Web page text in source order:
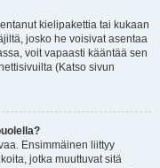
kielipakettia tai kukaan
josko he voisivat asentaa
voit vapaasti kääntää sen
(Katso sivun
Ensimmäinen liittyy
jotka muuttuvat sitä